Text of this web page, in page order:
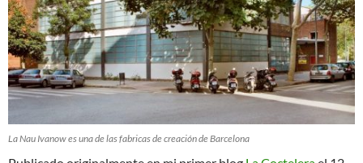
La Nau Ivanow es una de las fabricas de creación de Barcelona